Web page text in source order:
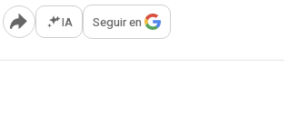
Abrir opciones para compartir
IA Seguir en